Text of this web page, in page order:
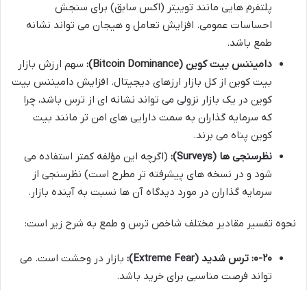
پلتفرم هایی مانند توییتر (اکس سابق) برای سنجش
احساسات عمومی. افزایش تعامل و هیجان می تواند نشانه
طمع باشد.
دامیننس بیت کوین (Bitcoin Dominance):
سهم ارزش بازار
بیت کوین از کل بازار ارزهای دیجیتال. افزایش دامیننس بیت
کوین در یک بازار نزولی می تواند نشانه ای از ترس باشد، چرا
که سرمایه گذاران به سمت دارایی های امن تر مانند بیت
کوین پناه می برند.
نظرسنجی ها (Surveys):
(اگرچه این مؤلفه کمتر استفاده می
شود و در نسخه های پیشرفته تر مطرح است) نظرسنجی از
سرمایه گذاران در مورد دیدگاه آن ها نسبت به آینده بازار.
نحوه تفسیر مقادیر مختلف شاخص ترس و طمع به شرح زیر است:
۰-۲۰: ترس شدید (Extreme Fear):
بازار در وحشت است. می
تواند فرصت مناسبی برای خرید باشد.